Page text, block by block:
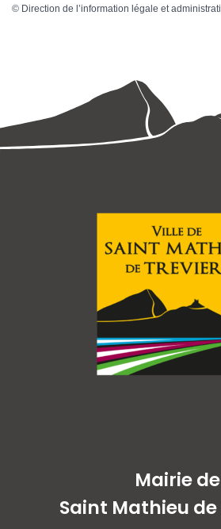
© Direction de l’information légale et
Mairie de
Saint Mathieu